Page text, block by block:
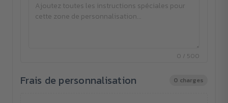
0 / 500
Frais de personnalisation 0 charges